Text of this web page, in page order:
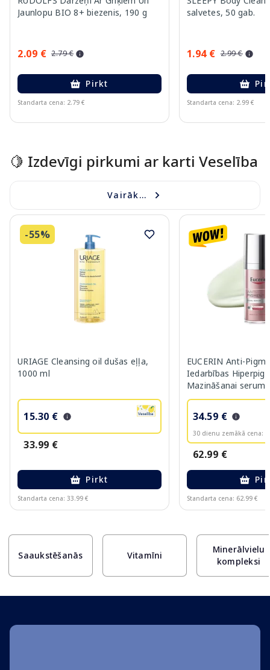
Jaunlopu BIO 8+ biezenis, 190 g
2.09 € 2.79 €
Pirkt
Standarta cena: 2.79 €
salvetes, 50 gab.
1.94 € 2.99 €
Standarta cena: 2.99 €
🍋 Izdevīgi pirkumi ar karti Veselība
Vairāk...
-55%
URIAGE Cleansing oil dušas eļļa,
1000 ml
15.30 €
33.99 €
Pirkt
Standarta cena: 33.99 €
EUCERIN Anti-
Iedarbības
Mazināšanai
34.59 €
30 dienu zemākā cena:
62.99 €
Standarta cena: 62.99 €
Saaukstēšanās Vitamīni
Minerālvielu
kompleksi